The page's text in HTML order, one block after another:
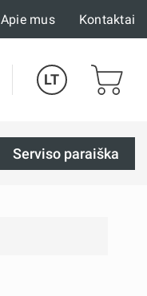
Apie mus Kontaktai
LT
Serviso paraiška